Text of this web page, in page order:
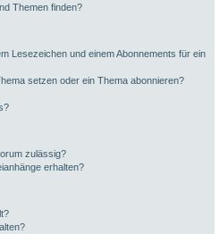
Themen finden?
Lesezeichen und einem Abonnements für ein
setzen oder ein Thema abonnieren?
zulässig?
erhalten?